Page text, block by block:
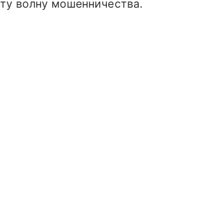
волну мошенничества.